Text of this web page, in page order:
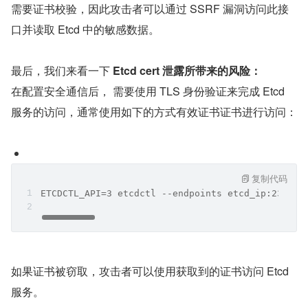
需要证书校验，因此攻击者可以通过 SSRF 漏洞访问此接
口并读取 Etcd 中的敏感数据。
最后，我们来看一下 Etcd cert 泄露所带来的风险：
在配置安全通信后， 需要使用 TLS 身份验证来完成 Etcd
服务的访问，通常使用如下的方式有效证书证书进行访问：
ETCDCTL_API=3 etcdctl --endpoints
复制代码
如果证书被窃取，攻击者可以使用获取到的证书访问 Etcd
服务。